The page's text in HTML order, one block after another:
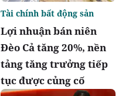
Lợi nhuận bán niên
Đèo Cả tăng 20%, nền
tảng tăng trưởng tiếp
tục được củng cố
Tài chính bất động sản